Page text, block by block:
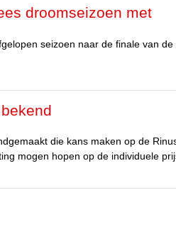
droomseizoen met
seizoen naar de finale van de
die kans maken op de
mogen hopen op de individuele